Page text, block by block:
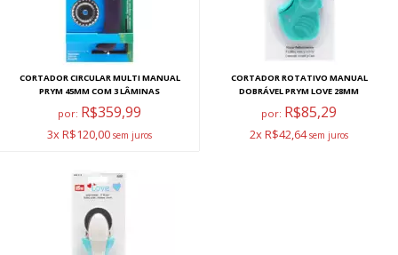
CORTADOR CIRCULAR MULTI MANUAL
PRYM 45MM COM 3 LÂMINAS
por: R$359,99
3x R$120,00
CORTADOR ROTATIVO MANUAL
DOBRÁVEL PRYM LOVE 28MM
por: R$85,29
2x R$42,64